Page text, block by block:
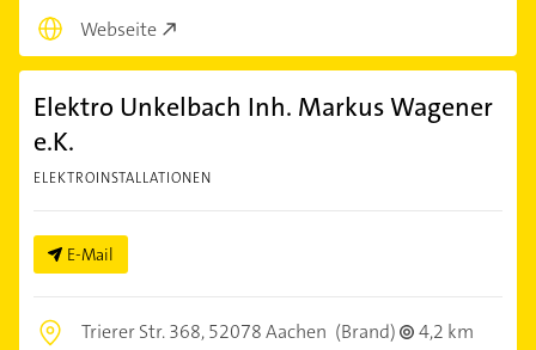
Webseite
Elektro Unkelbach Inh. Markus Wagener
e.K.
ELEKTROINSTALLATIONEN
E-Mail
Trierer Str. 368,52078 Aachen (Brand)
4,2 km